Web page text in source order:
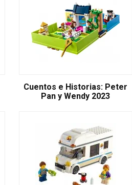
Cuentos e Historias: Peter
Pan y Wendy 2023